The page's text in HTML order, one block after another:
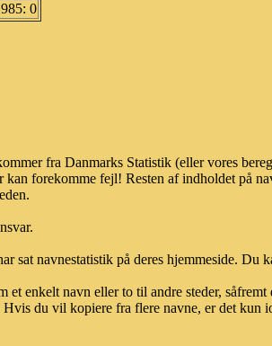
0
fra Danmarks Statistik (eller vores
forekomme fejl! Resten af indholdet på
sat navnestatistik på deres hjemmeside. Du
enkelt navn eller to til andre steder,
du vil kopiere fra flere navne, er det kun